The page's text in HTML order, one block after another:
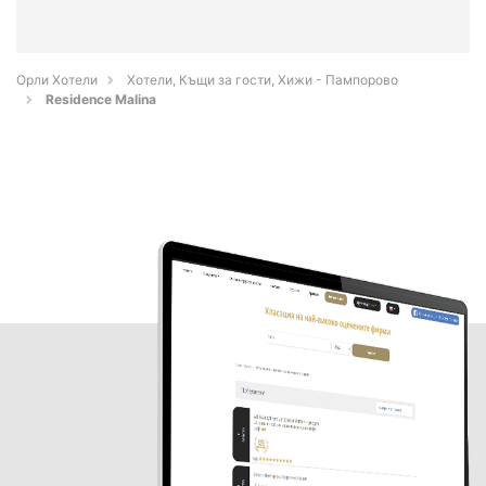
Орли Хотели
Хотели, Къщи за гости, Хижи - Пампорово
Residence Malina